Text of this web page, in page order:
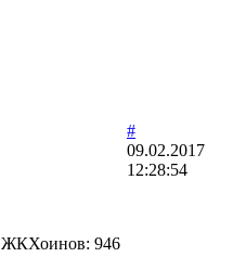
ЖКХоинов: 946
#
09.02.2017
12:28:54